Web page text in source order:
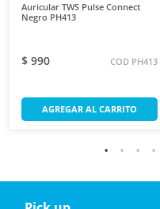
Auricular TWS Pulse Connect
Negro PH413
$ 990 COD PH413
AGREGAR AL CARRITO